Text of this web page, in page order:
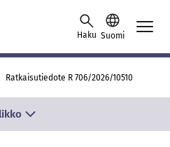
Haku Suomi
Ratkaisutiedote R 706/2026/10510